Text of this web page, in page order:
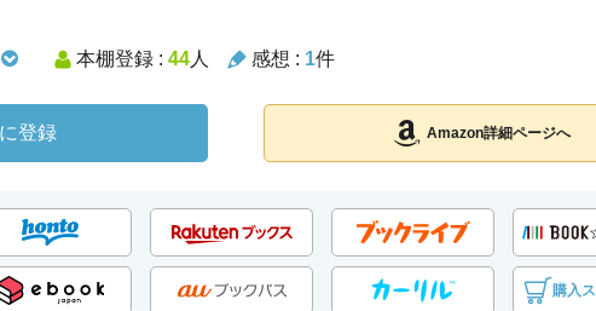
本棚登録 : 44人 感想 : 1件
登録 Amazon詳細ページへ
購入